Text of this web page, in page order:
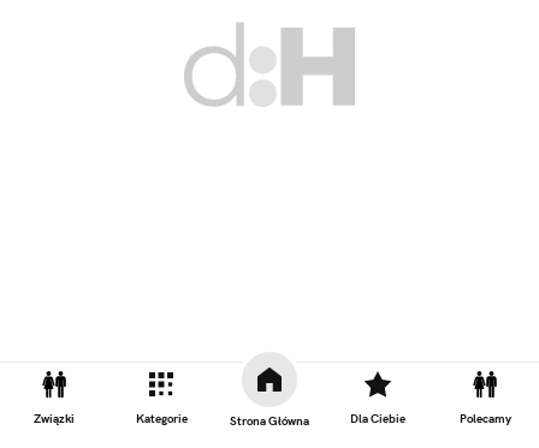
Związki Kategorie Strona Główna Dla Ciebie Polecamy